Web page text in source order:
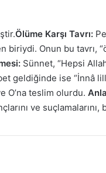
Ölüme Karşı Tavrı:
Onun bu tavrı,
Sünnet, “Hepsi
geldiğinde ise “İnnâ
O’na teslim olurdu.
ve